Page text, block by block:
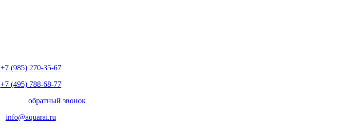
+7 (985) 270-35-67
+7 (495) 788-68-77
обратный звонок
info@aquarai.ru